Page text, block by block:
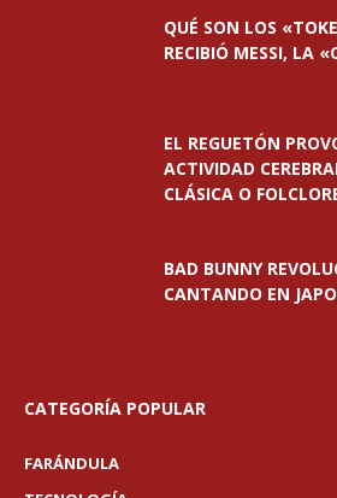
QUÉ SON LOS
RECIBIÓ MESSI, LA
EL REGUETÓN
ACTIVIDAD
CLÁSICA O
BAD BUNNY
CANTANDO EN
CATEGORÍA POPULAR
FARÁNDULA